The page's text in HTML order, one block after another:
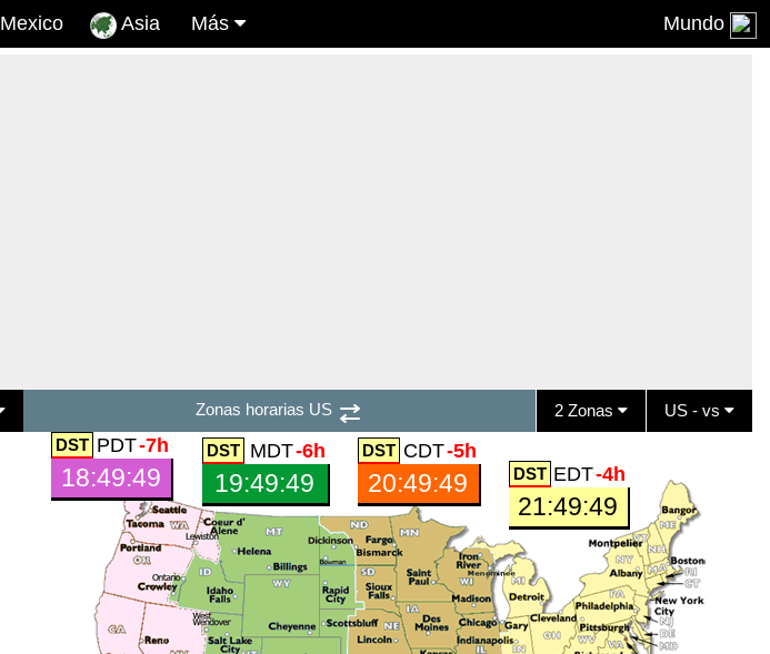
Mexico Asia Más Mundo
US - vs
2 Zonas
Zonas horarias US
PDT-7h
18:49:50
MDT-6h
19:49:50
CDT-5h
20:49:50 EDT-4h
21:49:50